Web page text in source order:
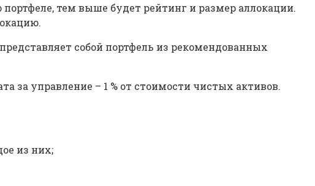
тем выше будет рейтинг и размер аллокации.
собой портфель из рекомендованных
за управление – 1 % от стоимости чистых активов.
из них;